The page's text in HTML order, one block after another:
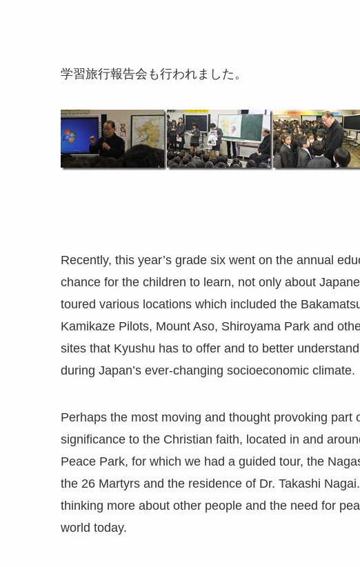
学習旅行報告会も行われました。
Recently, this year’s grade six went on the annual
chance for the children to learn, not only about
toured various locations which included the
Kamikaze Pilots, Mount Aso, Shiroyama Park and
sites that Kyushu has to offer and to better
during Japan’s ever-changing socioeconomic climate.
Perhaps the most moving and thought provoking
significance to the Christian faith, located in and
Peace Park, for which we had a guided tour, the
the 26 Martyrs and the residence of Dr. Takashi
thinking more about other people and the need for
world today.